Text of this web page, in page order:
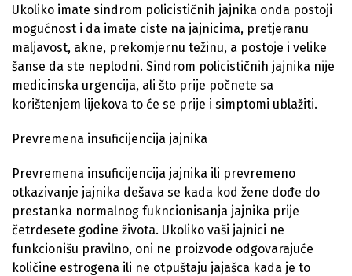
Ukoliko imate sindrom policističnih jajnika onda postoji
mogućnost i da imate ciste na jajnicima, pretjeranu
maljavost, akne, prekomjernu težinu, a postoje i velike
šanse da ste neplodni. Sindrom policističnih jajnika nije
medicinska urgencija, ali što prije počnete sa
korištenjem lijekova to će se prije i simptomi ublažiti.
Prevremena insuficijencija jajnika
Prevremena insuficijencija jajnika ili prevremeno
otkazivanje jajnika dešava se kada kod žene dođe do
prestanka normalnog fukncionisanja jajnika prije
četrdesete godine života. Ukoliko vaši jajnici ne
funkcionišu pravilno, oni ne proizvode odgovarajuće
količine estrogena ili ne otpuštaju jajašca kada je to